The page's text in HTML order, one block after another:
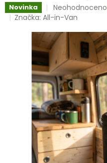
Novinka
Průměrné
hodnocení
je
0,0
5
hvězdiček.
Neohodnoceno
Značka:All-in-Van